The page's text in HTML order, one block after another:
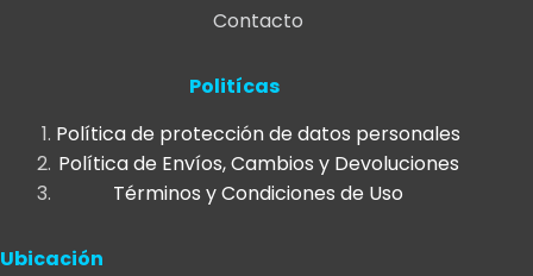
Las
se
elegir
en
la
Contacto
Politícas
Política de protección de datos personales
Política de Envíos, Cambios y Devoluciones
Términos y Condiciones de Uso
Ubicación